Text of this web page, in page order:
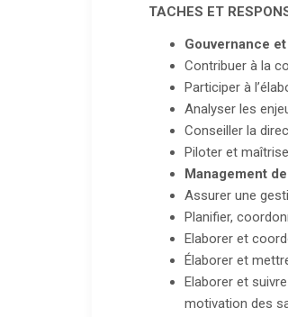
TACHES ET
Gouvernance
Contribuer à la
Participer à
Analyser les
Conseiller la
Piloter et
Management
Assurer une
Planifier,
Elaborer et
Élaborer et
Elaborer et
motivation des